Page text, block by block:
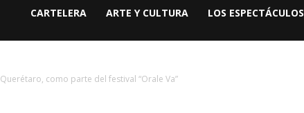
CARTELERA ARTE Y CULTURA LOS ESPECTÁCULOS
como parte del festival “Orale Va”